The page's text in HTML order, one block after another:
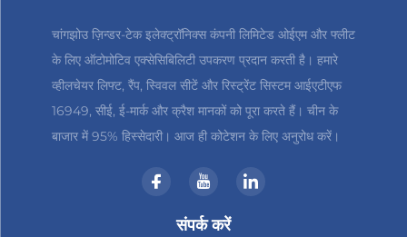
चांगझोउ ज़िन्डर-टेक इलेक्ट्रॉनिक्स कंपनी लिमिटेड ओईएम और फ्लीट
के लिए ऑटोमोटिव एक्सेसिबिलिटी उपकरण प्रदान करती है। हमारे
व्हीलचेयर लिफ्ट, रैंप, स्विवल सीटें और रिस्ट्रेंट सिस्टम आईएटीएफ
16949, सीई, ई-मार्क और क्रैश मानकों को पूरा करते हैं। चीन के
बाजार में 95% हिस्सेदारी। आज ही कोटेशन के लिए अनुरोध करें।
संपर्क करें